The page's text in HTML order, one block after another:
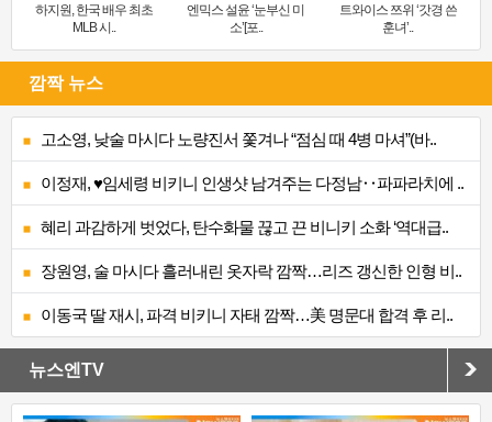
하지원, 한국 배우 최초
MLB 시..
엔믹스 설윤 ‘눈부신 미
소’[포..
트와이스 쯔위 ‘갓경 쓴
훈녀’..
깜짝 뉴스
고소영, 낮술 마시다 노량진서 쫓겨나 “점심 때 4병 마셔”(바..
이정재, ♥임세령 비키니 인생샷 남겨주는 다정남‥파파라치에 ..
혜리 과감하게 벗었다, 탄수화물 끊고 끈 비니키 소화 ‘역대급..
장원영, 술 마시다 흘러내린 옷자락 깜짝…리즈 갱신한 인형 비..
이동국 딸 재시, 파격 비키니 자태 깜짝…美 명문대 합격 후 리..
뉴스엔TV